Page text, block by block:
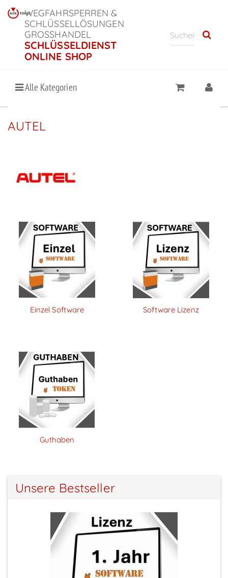
WEGFAHRSPERREN &
SCHLÜSSELLÖSUNGEN
GROSSHANDEL
SCHLÜSSELDIENST
ONLINE SHOP
Alle Kategorien
AUTEL
Einzel Software Software Lizenz
Guthaben
Unsere Bestseller